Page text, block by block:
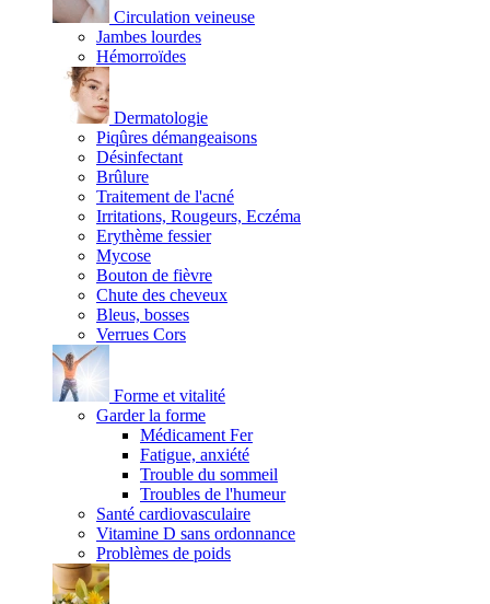
Circulation veineuse
Jambes lourdes
Hémorroïdes
Dermatologie
Piqûres démangeaisons
Désinfectant
Brûlure
Traitement de l'acné
Irritations, Rougeurs, Eczéma
Erythème fessier
Mycose
Bouton de fièvre
Chute des cheveux
Bleus, bosses
Verrues Cors
Forme et vitalité
Garder la forme
Médicament Fer
Fatigue, anxiété
Trouble du sommeil
Troubles de l'humeur
Santé cardiovasculaire
Vitamine D sans ordonnance
Problèmes de poids